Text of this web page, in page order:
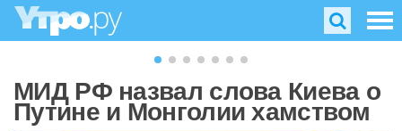
МИД РФ назвал слова Киева о
Путине и Монголии хамством